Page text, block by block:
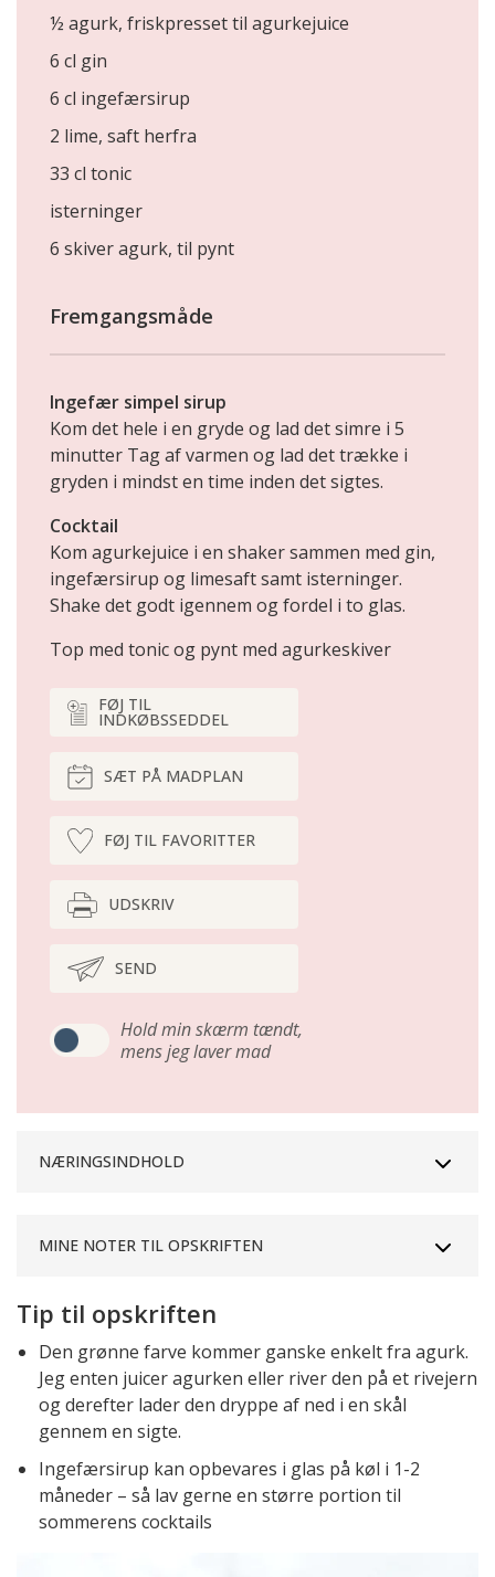
½ agurk, friskpresset til agurkejuice
6 cl gin
6 cl ingefærsirup
2 lime, saft herfra
33 cl tonic
isterninger
6 skiver agurk, til pynt
Fremgangsmåde
Ingefær simpel sirup
Kom det hele i en gryde og lad det simre i 5
minutter Tag af varmen og lad det trække i
gryden i mindst en time inden det sigtes.
Cocktail
Kom agurkejuice i en shaker sammen med gin,
ingefærsirup og limesaft samt isterninger.
Shake det godt igennem og fordel i to glas.
Top med tonic og pynt med agurkeskiver
FØJ TIL
INDKØBSSEDDEL
SÆT PÅ MADPLAN
FØJ TIL FAVORITTER
UDSKRIV
SEND
Hold min skærm tændt,
mens jeg laver mad
NÆRINGSINDHOLD
MINE NOTER TIL OPSKRIFTEN
Tip til opskriften
Den grønne farve kommer ganske enkelt fra agurk.
Jeg enten juicer agurken eller river den på et rivejern
og derefter lader den dryppe af ned i en skål
gennem en sigte.
Ingefærsirup kan opbevares i glas på køl i 1-2
måneder – så lav gerne en større portion til
sommerens cocktails